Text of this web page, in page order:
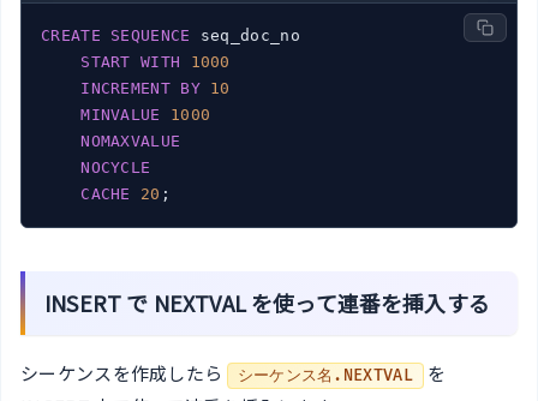
CREATE SEQUENCE
seq_doc_no
START
WITH
1000
INCREMENT
BY
10
MINVALUE
1000
NOMAXVALUE
NOCYCLE
CACHE
20
INSERT で NEXTVAL を使って連番を挿入する
シーケンスを作成したら シーケンス名.NEXTVAL を